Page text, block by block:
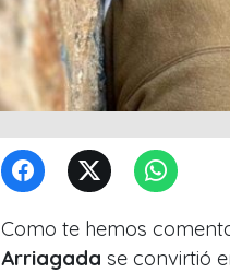
Como te hemos
Arriagada se convirtió